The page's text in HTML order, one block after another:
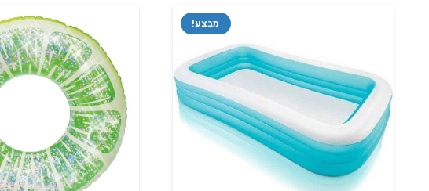
מבצע!